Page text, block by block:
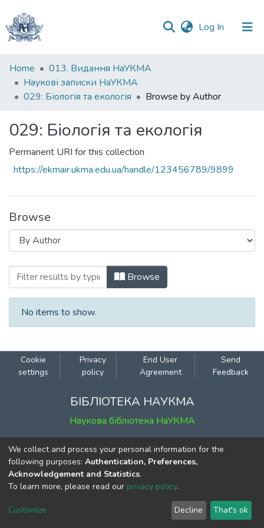
Log In (current)
Communities
&
Collections
Home
013. Видання НаУКМА
Наукові записки НаУКМА
029: Біологія та екологія
Browse by Author
029: Біологія та екологія
Permanent URI for this collection
https://ekmair.ukma.edu.ua/handle/123456789/9899
Browse
Browsing 029: Біологія та екологія by
Browse
No items to show.
Cookie
settings
Privacy
policy
End User
Agreement
Send
Feedback
БІБЛІОТЕКА НАУКМА
Наукова бібліотека НаУКМА
ЕЛЕКТРОННИЙ КАТАЛОГ
Каталог Наукової бібліотеки НаУКМА
КОНТАКТИ
м. Київ, вул. Григорія Сковороди, 2
We collect and process your personal information for the
following purposes: Authentication, Preferences,
Acknowledgement and Statistics.
To learn more, please read our privacy policy.
Customize Decline That's ok